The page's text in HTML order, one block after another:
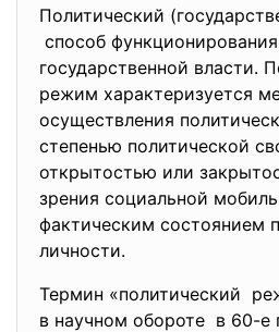
Политический
способ функционирования
государственной власти.
режим характеризуется
осуществления
степенью политической
открытостью или
зрения социальной
фактическим состоянием
личности.
Термин «политический
в научном обороте в 60-е